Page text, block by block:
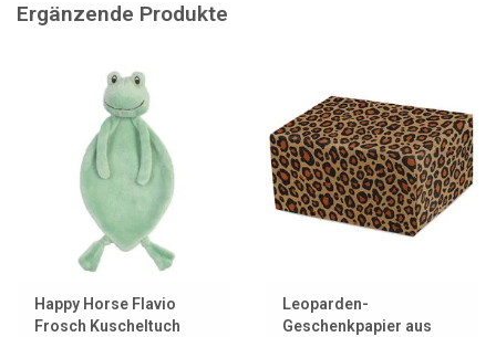
Ergänzende Produkte
Happy Horse Flavio
Frosch Kuscheltuch
Leoparden-
Geschenkpapier aus